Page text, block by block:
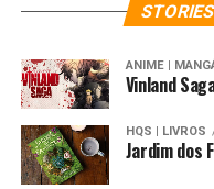
ANIME |
Vinland
HQS | LIVROS
Jardim dos